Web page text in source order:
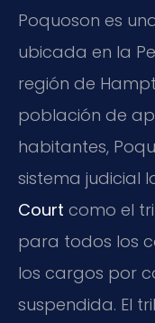
Poquoson es
ubicada en la
región de
población de
habitantes,
sistema judicial
Court como el
para todos los
los cargos por
suspendida. El